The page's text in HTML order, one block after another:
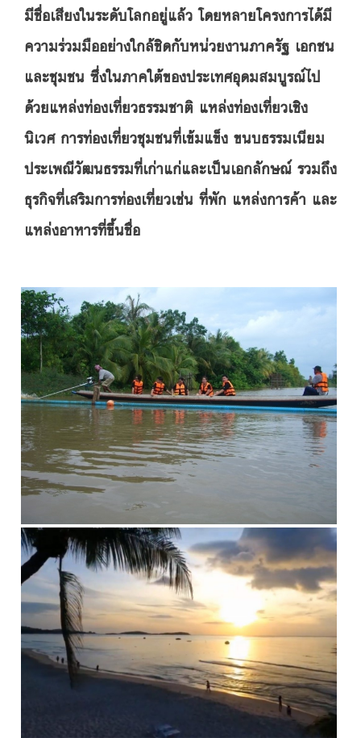
มีชื่อเสียงในระดับโลกอยู่แล้ว โดยหลายโครงการได้มี
ความร่วมมืออย่างใกล้ชิดกับหน่วยงานภาครัฐ เอกชน
และชุมชน ซึ่งในภาคใต้ของประเทศอุดมสมบูรณ์ไป
ด้วยแหล่งท่องเที่ยวธรรมชาติ แหล่งท่องเที่ยวเชิง
นิเวศ การท่องเที่ยวชุมชนที่เข้มแข็ง ขนบธรรมเนียม
ประเพณีวัฒนธรรมที่เก่าแก่และเป็นเอกลักษณ์ รวมถึง
ธุรกิจที่เสริมการท่องเที่ยวเช่น ที่พัก แหล่งการค้า และ
แหล่งอาหารที่ขึ้นชื่อ